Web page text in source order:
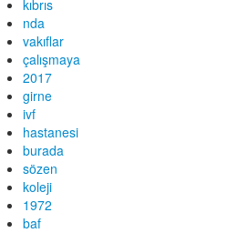
kıbrıs
nda
vakıflar
çalışmaya
2017
girne
ivf
hastanesi
burada
sözen
koleji
1972
baf